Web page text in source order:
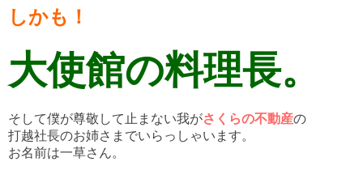
しかも！
大使館の料理長。
そして僕が尊敬して止まない我がさくらの不動産の
打越社長のお姉さまでいらっしゃいます。
お名前は一草さん。